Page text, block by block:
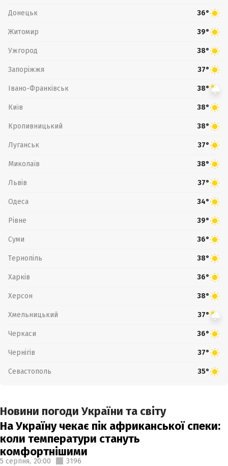
Донецьк 36°
Житомир 39°
Ужгород 38°
Запоріжжя 37°
Івано-Франківськ 38°
Київ 38°
Кропивницький 38°
Луганськ 37°
Миколаїв 38°
Львів 37°
Одеса 34°
Рівне 39°
Суми 36°
Тернопіль 38°
Харків 36°
Херсон 38°
Хмельницький 37°
Черкаси 36°
Чернігів 37°
Севастополь 35°
Новини погоди України та світу
На Україну чекає пік африканської спеки:
коли температури стануть
комфортнішими
5 серпня, 20:00 3196